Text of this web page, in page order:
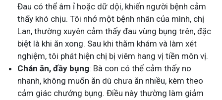
Đau có thể âm ỉ hoặc dữ dội, khiến người bệnh cảm
thấy khó chịu. Tôi nhớ một bệnh nhân của mình, chị
Lan, thường xuyên cảm thấy đau vùng bụng trên, đặc
biệt là khi ăn xong. Sau khi thăm khám và làm xét
nghiệm, tôi phát hiện chị bị viêm hang vị tiền môn vị.
Chán ăn, đầy bụng: Bà con có thể cảm thấy no
nhanh, không muốn ăn dù chưa ăn nhiều, kèm theo
cảm giác chướng bụng. Điều này thường làm giảm